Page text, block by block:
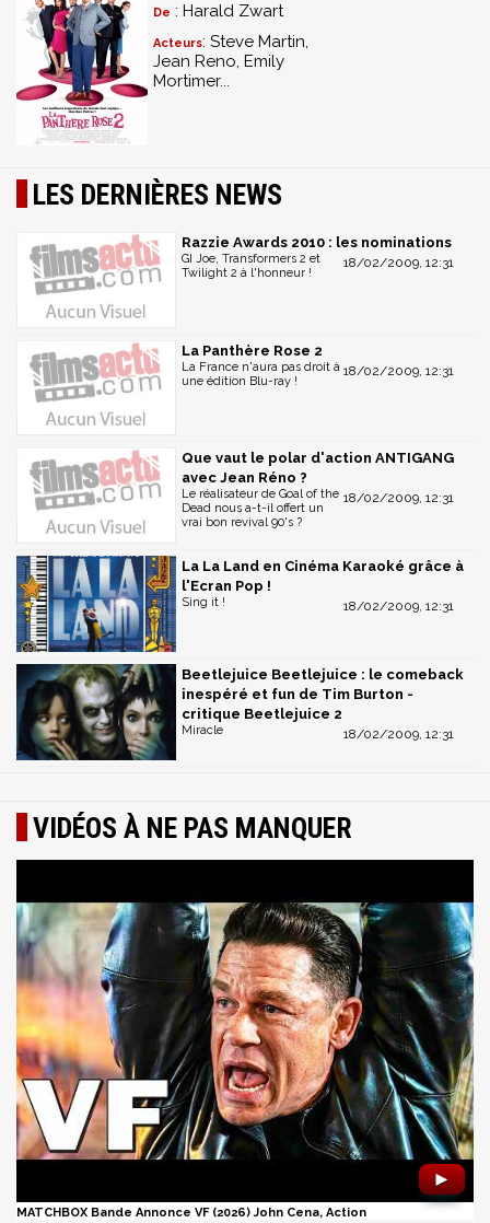
De : Harald Zwart
Acteurs: Steve Martin,
Jean Reno, Emily
Mortimer...
LES DERNIÈRES NEWS
Razzie Awards 2010 : les nominations
18/02/2009, 12:31
GI Joe, Transformers 2 et
Twilight 2 à l'honneur !
La Panthère Rose 2
18/02/2009, 12:31
La France n'aura pas droit à
une édition Blu-ray !
Que vaut le polar d'action ANTIGANG
avec Jean Réno ?
18/02/2009, 12:31
Le réalisateur de Goal of the
Dead nous a-t-il offert un
vrai bon revival 90's ?
La La Land en Cinéma Karaoké grâce à
l'Ecran Pop !
18/02/2009, 12:31
Sing it !
Beetlejuice Beetlejuice : le comeback
inespéré et fun de Tim Burton -
critique Beetlejuice 2
18/02/2009, 12:31
Miracle
VIDÉOS À NE PAS MANQUER
►
MATCHBOX Bande Annonce VF (2026) John Cena, Action